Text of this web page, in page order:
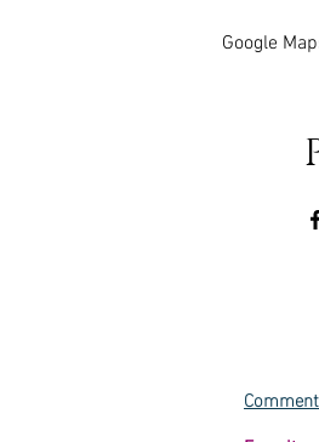
Google